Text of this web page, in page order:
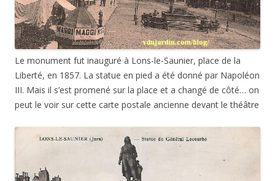
Le monument fut inauguré à Lons-le-Saunier, place de la
Liberté, en 1857. La statue en pied a été donné par Napoléon
III. Mais il s’est promené sur la place et a changé de côté… on
peut le voir sur cette carte postale ancienne devant le théâtre